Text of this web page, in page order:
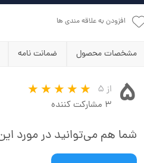
افزودن به علاقه مندی ها
مشخصات محصول ضمانت نامه
۵
از ۵
۳ مشارکت کننده
شما هم می‌توانید در مورد